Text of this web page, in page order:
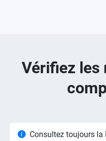
Vérifiez les
Consultez toujours